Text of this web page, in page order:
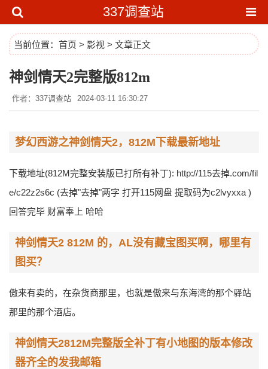
337调查站
当前位置： 首页 > 影视 > 文章正文
神剑情天2完整版812m
作者：337调查站 2024-03-11 16:30:27
梦幻西游之神剑情天2，812M下载最新地址
下载地址(812M完整安装版已打所有补丁): http://115去掉.com/fil
e/c22z2s6c (去掉"去掉"两字 打开115网盘 提取码为c2lvyxxa )
回答完毕 财富奉上 哈哈
神剑情天2 812M 的，AL没有藏宝图买啊，哪里有
图买？
傲来有卖的，在杂货商那里，也就是傲来与东海湾的那个驿站
那里的那个酒店。
神剑情天2812M完整版全补丁有小地图的版本修改
器齐全的发我邮箱